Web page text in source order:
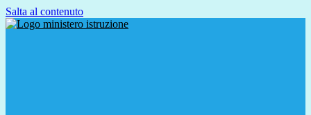
Salta al contenuto